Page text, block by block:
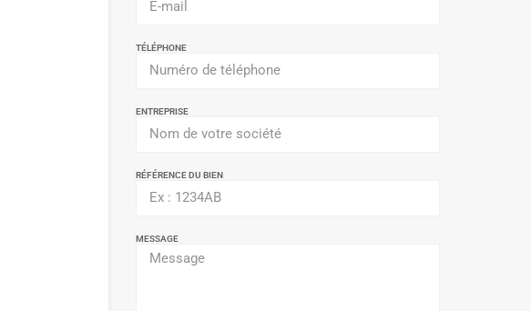
TÉLÉPHONE
ENTREPRISE
RÉFÉRENCE DU BIEN
MESSAGE